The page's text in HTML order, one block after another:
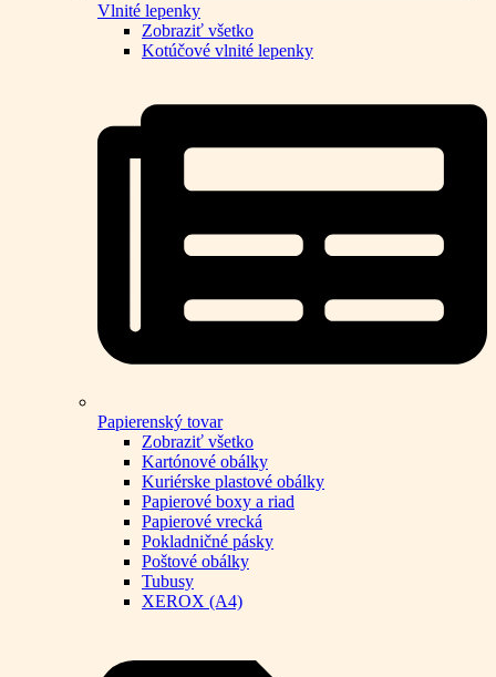
Vlnité lepenky
Zobraziť všetko
Kotúčové vlnité lepenky
Papierenský tovar
Zobraziť všetko
Kartónové obálky
Kuriérske plastové obálky
Papierové boxy a riad
Papierové vrecká
Pokladničné pásky
Poštové obálky
Tubusy
XEROX (A4)